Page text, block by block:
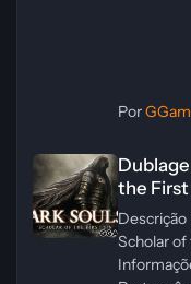
Por
the First
Descrição
Scholar of